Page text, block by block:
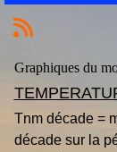
Graphiques du
Tnm décade =
décade sur la